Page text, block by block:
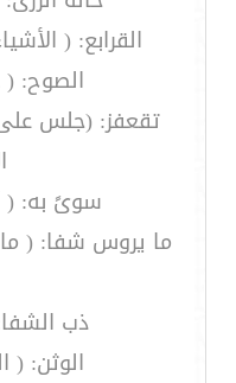
القرابع: (
الصوح:
تقعفز: (جلس
سوىً به: (
ما يروس شفا: ( ما
ذب
الوثن: (